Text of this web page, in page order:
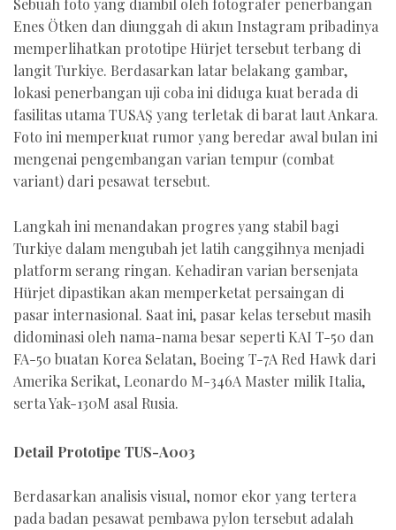
Sebuah foto yang diambil oleh fotografer penerbangan
Enes Ötken dan diunggah di akun Instagram pribadinya
memperlihatkan prototipe Hürjet tersebut terbang di
langit Turkiye. Berdasarkan latar belakang gambar,
lokasi penerbangan uji coba ini diduga kuat berada di
fasilitas utama TUSAŞ yang terletak di barat laut Ankara.
Foto ini memperkuat rumor yang beredar awal bulan ini
mengenai pengembangan varian tempur (combat
variant) dari pesawat tersebut.
Langkah ini menandakan progres yang stabil bagi
Turkiye dalam mengubah jet latih canggihnya menjadi
platform serang ringan. Kehadiran varian bersenjata
Hürjet dipastikan akan memperketat persaingan di
pasar internasional. Saat ini, pasar kelas tersebut masih
didominasi oleh nama-nama besar seperti KAI T-50 dan
FA-50 buatan Korea Selatan, Boeing T-7A Red Hawk dari
Amerika Serikat, Leonardo M-346A Master milik Italia,
serta Yak-130M asal Rusia.
Detail Prototipe TUS-A003
Berdasarkan analisis visual, nomor ekor yang tertera
pada badan pesawat pembawa pylon tersebut adalah